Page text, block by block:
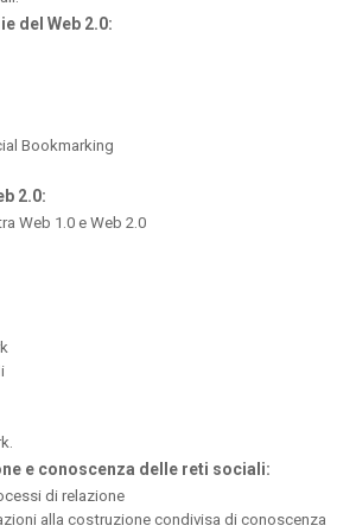
del Web 2.0:
Bookmarking
2.0:
Web 1.0 e Web 2.0
e conoscenza delle reti sociali:
di relazione
alla costruzione condivisa di conoscenza